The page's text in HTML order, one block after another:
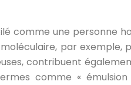
comme une personne
par exemple,
contribuent
comme «